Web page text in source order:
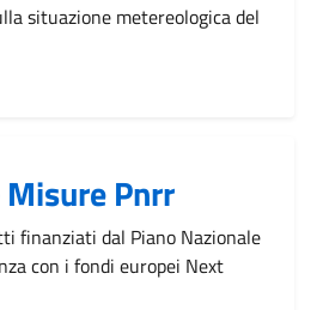
situazione metereologica del
Pnrr
finanziati dal Piano Nazionale
con i fondi europei Next